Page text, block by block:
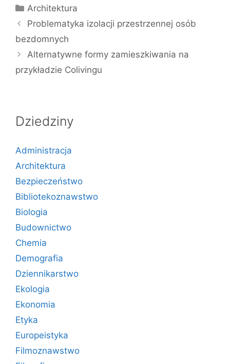
Kategorie
Architektura
Problematyka izolacji przestrzennej osób
bezdomnych
Alternatywne formy zamieszkiwania na
przykładzie Colivingu
Dziedziny
Administracja
Architektura
Bezpieczeństwo
Bibliotekoznawstwo
Biologia
Budownictwo
Chemia
Demografia
Dziennikarstwo
Ekologia
Ekonomia
Etyka
Europeistyka
Filmoznawstwo